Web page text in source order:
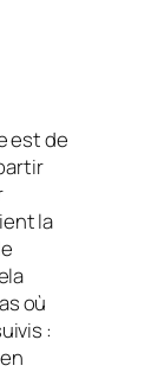
est de
la
où
: